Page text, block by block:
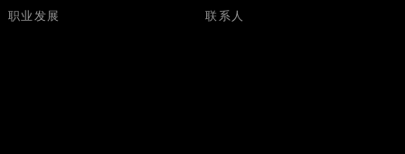
职业发展 联系人